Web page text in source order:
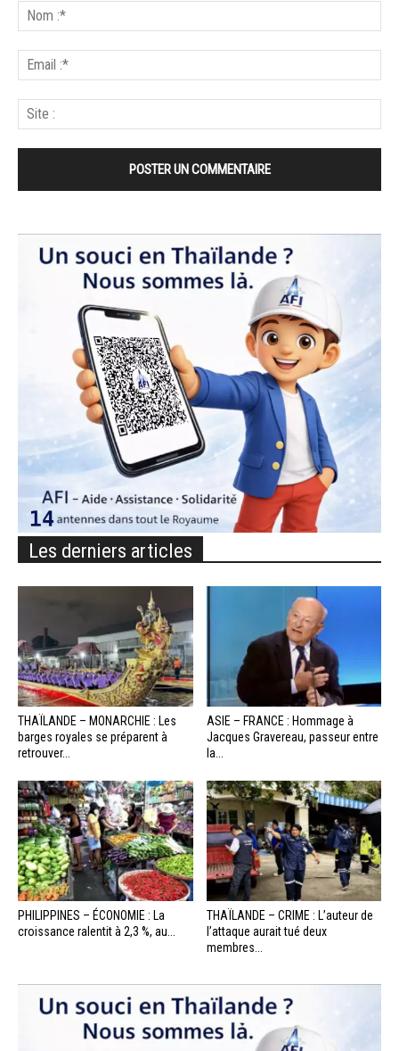
Les derniers articles
THAÏLANDE – MONARCHIE : Les
barges royales se préparent à
retrouver...
ASIE – FRANCE : Hommage à
Jacques Gravereau, passeur entre
la...
PHILIPPINES – ÉCONOMIE : La
croissance ralentit à 2,3 %, au...
THAÏLANDE – CRIME : L’auteur de
l’attaque aurait tué deux
membres...